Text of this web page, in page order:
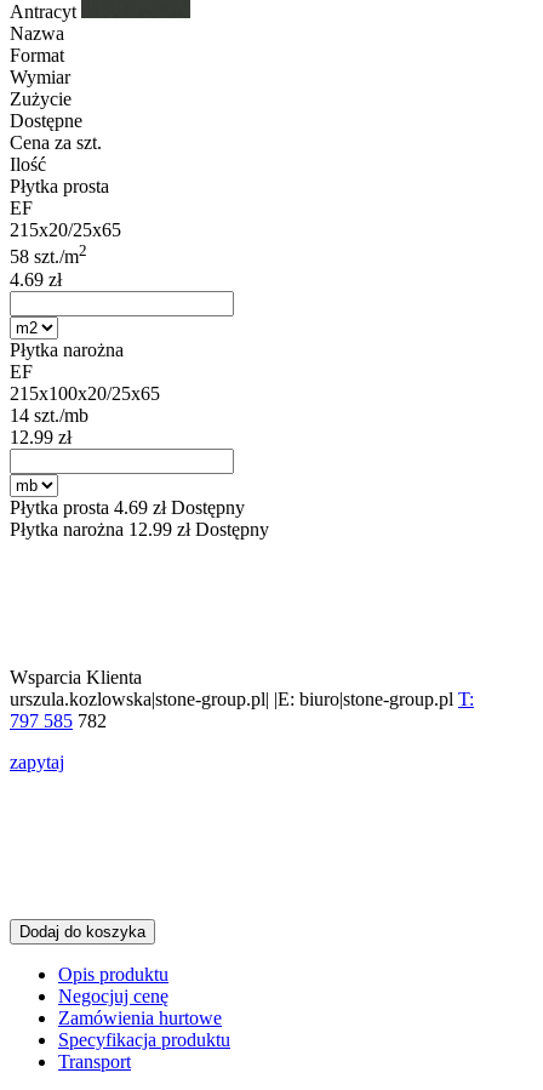
Antracyt
Nazwa
Format
Wymiar
Zużycie
Dostępne
Cena za szt.
Ilość
Płytka prosta
EF
215x20/25x65
58 szt./m2
4.69 zł
Płytka narożna
EF
215x100x20/25x65
14 szt./mb
12.99 zł
Płytka prosta 4.69 zł Dostępny
Płytka narożna 12.99 zł Dostępny
Wsparcia Klienta
urszula.kozlowska|stone-group.pl| |E: biuro|stone-group.pl T:
797 585 782
zapytaj
Dodaj do koszyka
Opis produktu
Negocjuj cenę
Zamówienia hurtowe
Specyfikacja produktu
Transport